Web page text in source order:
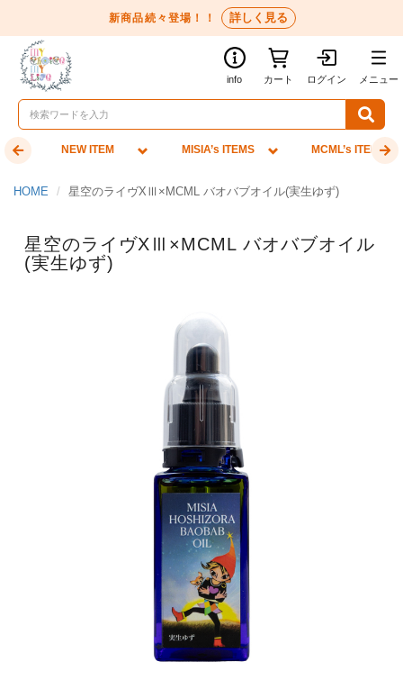
新商品続々登場！！ 詳しく見る
info カート ログイン メニュー
NEW ITEM MISIA’s ITEMS MCML’s ITEMS
HOME 星空のライヴXⅢ×MCML バオバブオイル(実生ゆず)
星空のライヴXⅢ×MCML バオバブオイル
(実生ゆず)